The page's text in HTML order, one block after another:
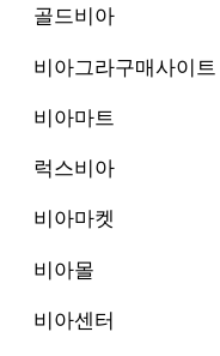
골드비아
비아그라구매사이트
비아마트
럭스비아
비아마켓
비아몰
비아센터